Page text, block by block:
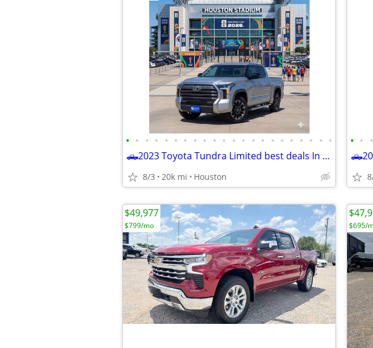
• • • • • • • • • • • • • • • • • • • • • •
🛻2023 Toyota Tundra Limited best deals In town 832-249-1818
8/3 20k mi Houston
• • •
$49,977
$799/mo $695/